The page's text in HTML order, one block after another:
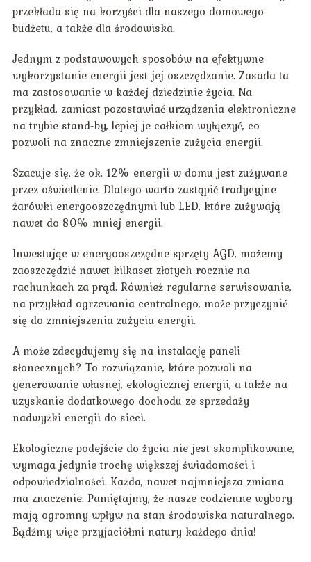
przekłada się na korzyści dla naszego domowego
budżetu, a także dla środowiska.
Jednym z podstawowych sposobów na efektywne
wykorzystanie energii jest jej oszczędzanie. Zasada ta
ma zastosowanie w każdej dziedzinie życia. Na
przykład, zamiast pozostawiać urządzenia elektroniczne
na trybie stand-by, lepiej je całkiem wyłączyć, co
pozwoli na znaczne zmniejszenie zużycia energii.
Szacuje się, że ok. 12% energii w domu jest zużywane
przez oświetlenie. Dlatego warto zastąpić tradycyjne
żarówki energooszczędnymi lub LED, które zużywają
nawet do 80% mniej energii.
Inwestując w energooszczędne sprzęty AGD, możemy
zaoszczędzić nawet kilkaset złotych rocznie na
rachunkach za prąd. Również regularne serwisowanie,
na przykład ogrzewania centralnego, może przyczynić
się do zmniejszenia zużycia energii.
A może zdecydujemy się na instalację paneli
słonecznych? To rozwiązanie, które pozwoli na
generowanie własnej, ekologicznej energii, a także na
uzyskanie dodatkowego dochodu ze sprzedaży
nadwyżki energii do sieci.
Ekologiczne podejście do życia nie jest skomplikowane,
wymaga jedynie trochę większej świadomości i
odpowiedzialności. Każda, nawet najmniejsza zmiana
ma znaczenie. Pamiętajmy, że nasze codzienne wybory
mają ogromny wpływ na stan środowiska naturalnego.
Bądźmy więc przyjaciółmi natury każdego dnia!